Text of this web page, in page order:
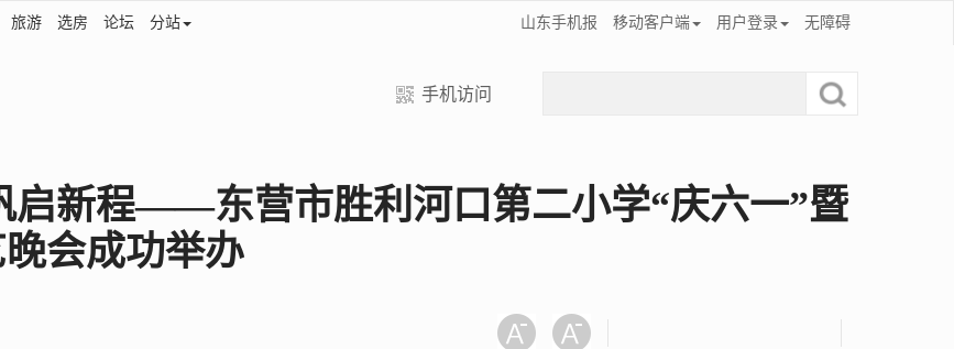
旅游 选房 论坛 分站 山东手机报 移动客户端 用户登录 无障碍
手机访问
启新程——东营市胜利河口第二小学“庆六一”暨
会成功举办